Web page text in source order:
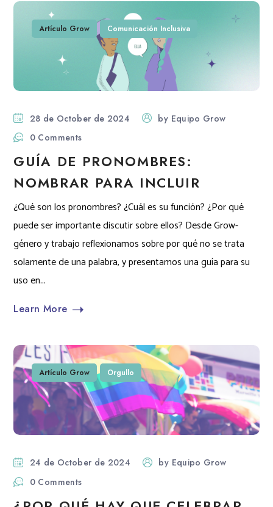
Artículo Grow Comunicación Inclusiva
28 de October de 2024 by Equipo Grow
0 Comments
GUÍA DE PRONOMBRES:
NOMBRAR PARA INCLUIR
¿Qué son los pronombres? ¿Cuál es su función? ¿Por qué
puede ser importante discutir sobre ellos? Desde Grow-
género y trabajo reflexionamos sobre por qué no se trata
solamente de una palabra, y presentamos una guía para su
uso en...
Learn More
Artículo Grow Orgullo
24 de October de 2024 by Equipo Grow
0 Comments